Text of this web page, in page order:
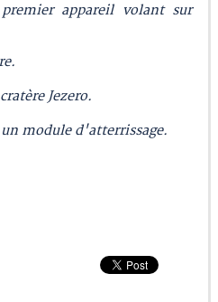
appareil volant sur
Jezero.
module d'atterrissage.